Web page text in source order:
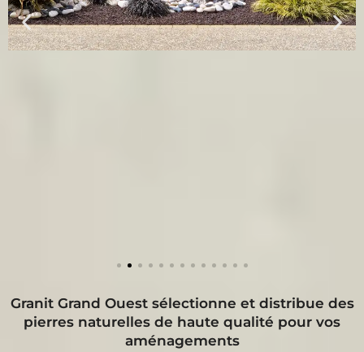
Granit Grand Ouest sélectionne et distribue des
pierres naturelles de haute qualité pour vos
aménagements